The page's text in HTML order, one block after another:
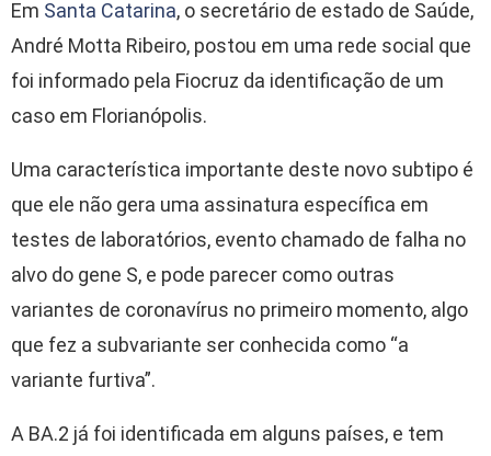
Em Santa Catarina, o secretário de estado de Saúde,
André Motta Ribeiro, postou em uma rede social que
foi informado pela Fiocruz da identificação de um
caso em Florianópolis.
Uma característica importante deste novo subtipo é
que ele não gera uma assinatura específica em
testes de laboratórios, evento chamado de falha no
alvo do gene S, e pode parecer como outras
variantes de coronavírus no primeiro momento, algo
que fez a subvariante ser conhecida como “a
variante furtiva”.
A BA.2 já foi identificada em alguns países, e tem